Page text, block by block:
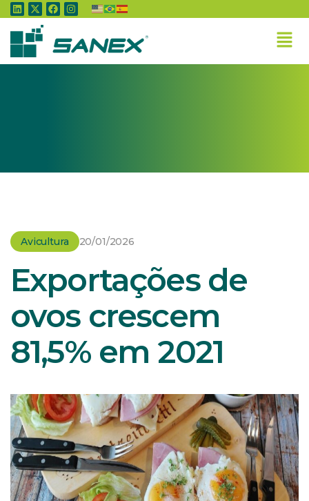
Home » Avicultura »
Exportações de ovos crescem 81,5% em 2021
Avicultura 20/01/2026
Exportações de
ovos crescem
81,5% em 2021